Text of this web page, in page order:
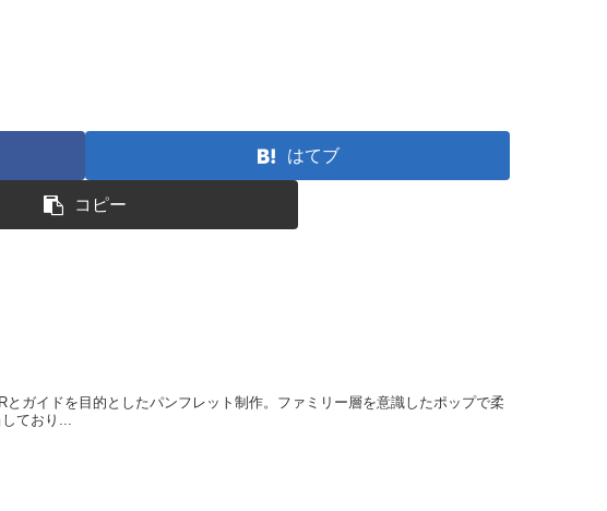
はてブ
コピー
ガイドを目的としたパンフレット制作。ファミリー層を意識したポップで柔
ており...